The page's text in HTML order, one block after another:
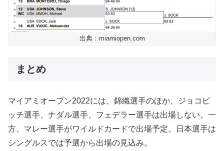
出典：miamiopen.com
まとめ
マイアミオープン2022には、錦織選手のほか、ジョコビ
ッチ選手、ナダル選手、フェデラー選手は出場しない。一
方、マレー選手がワイルドカードで出場予定。日本選手は
シングルスでは予選から出場の見込み。